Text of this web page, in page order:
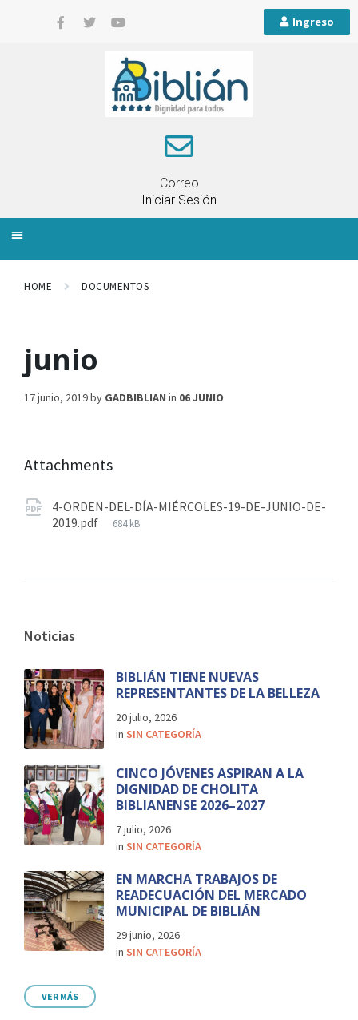
Ingreso
Correo
Iniciar Sesión
HOME DOCUMENTOS
junio
17 junio, 2019by GADBIBLIAN in 06 JUNIO
Attachments
4-ORDEN-DEL-DÍA-MIÉRCOLES-19-DE-JUNIO-DE-
2019.pdf
684 kB
Noticias
BIBLIÁN TIENE NUEVAS
REPRESENTANTES DE LA BELLEZA
20 julio, 2026
in SIN CATEGORÍA
CINCO JÓVENES ASPIRAN A LA
DIGNIDAD DE CHOLITA
BIBLIANENSE 2026–2027
7 julio, 2026
in SIN CATEGORÍA
EN MARCHA TRABAJOS DE
READECUACIÓN DEL MERCADO
MUNICIPAL DE BIBLIÁN
29 junio, 2026
in SIN CATEGORÍA
VER MÁS